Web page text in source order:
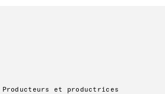
Producteurs et productrices